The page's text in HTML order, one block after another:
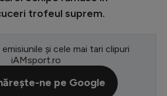
League
League
trofeul suprem.
și cele mai tari clipuri
iAMsport.ro
ne pe Google